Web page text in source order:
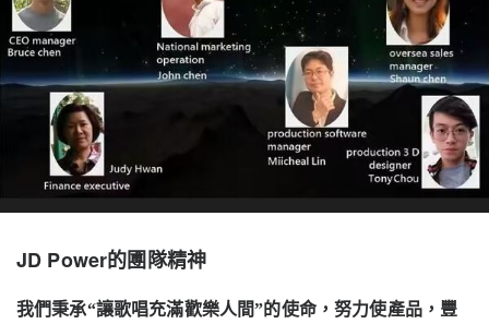
JD Power的圑隊精神
我們秉承“讓歌唱充滿歡樂人間”的使命，努力使產品，豐